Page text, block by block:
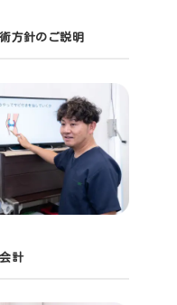
方針のご説明
計